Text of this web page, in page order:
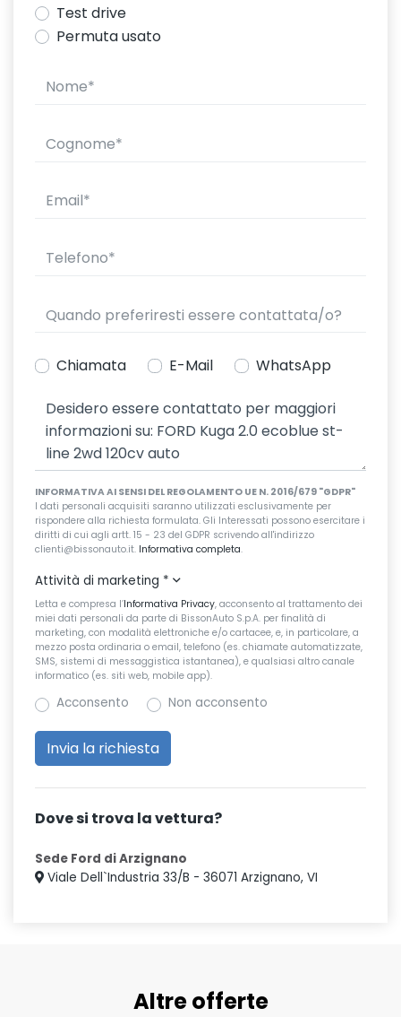
Test drive
Permuta usato
Chiamata E-Mail WhatsApp
INFORMATIVA AI SENSI DEL REGOLAMENTO UE N. 2016/679 "GDPR"
I dati personali acquisiti saranno utilizzati esclusivamente per
rispondere alla richiesta formulata. Gli Interessati possono esercitare i
diritti di cui agli artt. 15 - 23 del GDPR scrivendo all'indirizzo
clienti@bissonauto.it. Informativa completa.
Attività di marketing *
Letta e compresa l’Informativa Privacy, acconsento al trattamento dei
miei dati personali da parte di BissonAuto S.p.A. per finalità di
marketing, con modalità elettroniche e/o cartacee, e, in particolare, a
mezzo posta ordinaria o email, telefono (es. chiamate automatizzate,
SMS, sistemi di messaggistica istantanea), e qualsiasi altro canale
informatico (es. siti web, mobile app).
Acconsento Non acconsento
Dove si trova la vettura?
Sede Ford di Arzignano
Viale Dell`Industria 33/B - 36071 Arzignano, VI
Altre offerte